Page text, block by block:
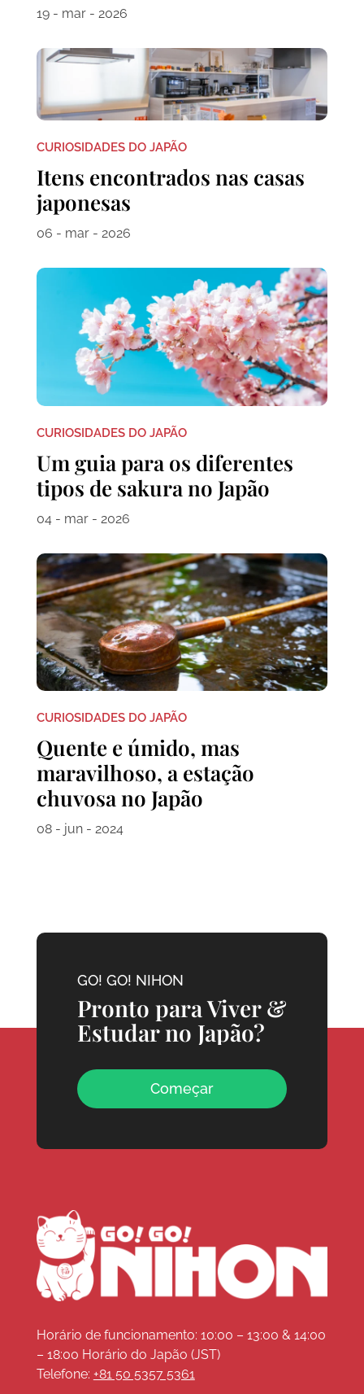
19 - mar - 2026
CURIOSIDADES DO JAPÃO
Itens encontrados nas casas
japonesas
06 - mar - 2026
CURIOSIDADES DO JAPÃO
Um guia para os diferentes
tipos de sakura no Japão
04 - mar - 2026
CURIOSIDADES DO JAPÃO
Quente e úmido, mas
maravilhoso, a estação
chuvosa no Japão
08 - jun - 2024
GO! GO! NIHON
Pronto para Viver &
Estudar no Japão?
Começar
Horário de funcionamento: 10:00 – 13:00 & 14:00
– 18:00 Horário do Japão (JST)
Telefone: +81 50 5357 5361